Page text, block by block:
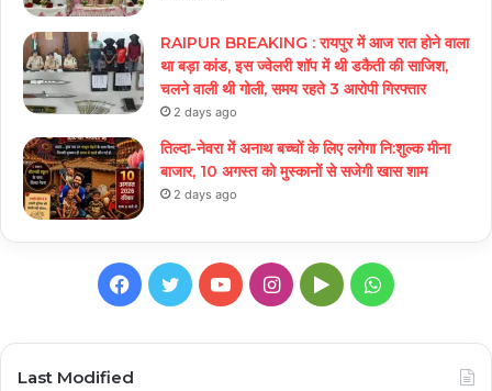
RAIPUR BREAKING : रायपुर में आज रात होने वाला
था बड़ा कांड, इस ज्वेलरी शॉप में थी डकैती की साजिश,
चलने वाली थी गोली, समय रहते 3 आरोपी गिरफ्तार
2 days ago
तिल्दा-नेवरा में अनाथ बच्चों के लिए लगेगा नि:शुल्क मीना
बाजार, 10 अगस्त को मुस्कानों से सजेगी खास शाम
2 days ago
Facebook
TwitterYouTubeInstagram
GoogleWhatsApp
Last Modified